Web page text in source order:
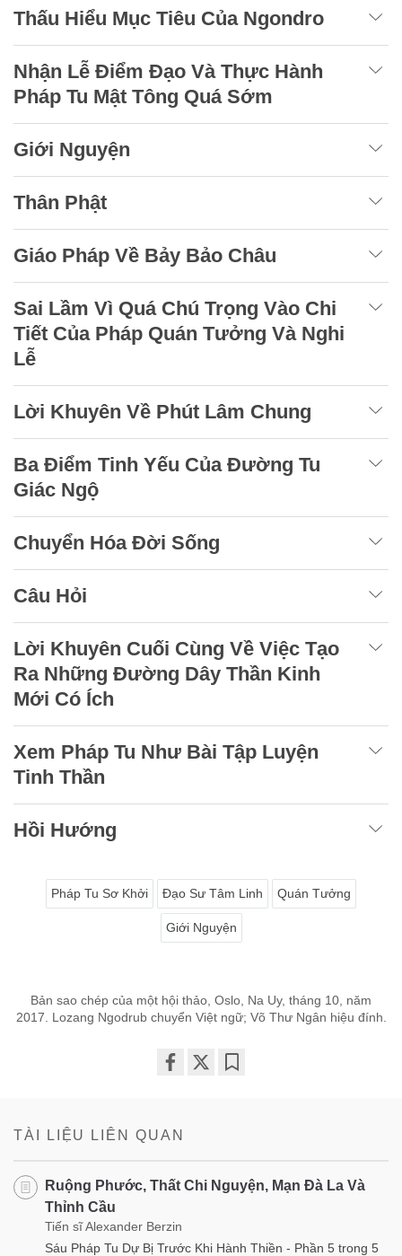
Thấu Hiểu Mục Tiêu Của Ngondro
Nhận Lễ Điểm Đạo Và Thực Hành
Pháp Tu Mật Tông Quá Sớm
Giới Nguyện
Thân Phật
Giáo Pháp Về Bảy Bảo Châu
Sai Lầm Vì Quá Chú Trọng Vào Chi
Tiết Của Pháp Quán Tưởng Và Nghi
Lễ
Lời Khuyên Về Phút Lâm Chung
Ba Điểm Tinh Yếu Của Đường Tu
Giác Ngộ
Chuyển Hóa Đời Sống
Câu Hỏi
Lời Khuyên Cuối Cùng Về Việc Tạo
Ra Những Đường Dây Thần Kinh
Mới Có Ích
Xem Pháp Tu Như Bài Tập Luyện
Tinh Thần
Hồi Hướng
Pháp Tu Sơ Khởi Đạo Sư Tâm Linh Quán Tưởng
Giới Nguyện
Bản sao chép của một hội thảo, Oslo, Na Uy, tháng 10, năm
2017. Lozang Ngodrub chuyển Việt ngữ; Võ Thư Ngân hiệu đính.
TÀI LIỆU LIÊN QUAN
Ruộng Phước, Thất Chi Nguyện, Mạn Đà La Và
Thỉnh Cầu
Tiến sĩ Alexander Berzin
Sáu Pháp Tu Dự Bị Trước Khi Hành Thiền - Phần 5 trong 5